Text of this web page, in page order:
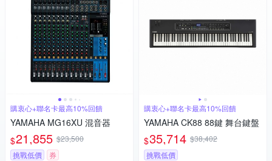
購衷心+聯名卡最高10%回饋
YAMAHA MG16XU 混音器
$21,855 $23,500
挑戰低價
券
購衷心+聯名卡最高10%回饋
YAMAHA CK88 88鍵 舞台鍵盤
$35,714 $38,402
挑戰低價